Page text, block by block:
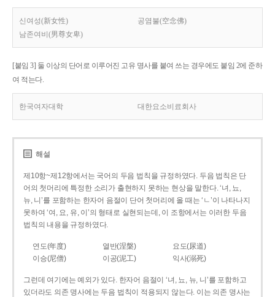
신여성(新女性)
공염불(空念佛)
남존여비(男尊女卑)
[붙임 3] 둘 이상의 단어로 이루어진 고유 명사를 붙여 쓰는 경우에도 붙임 2에 준하
여 적는다.
한국여자대학 대한요소비료회사
해설
제10항~제12항에서는 국어의 두음 법칙을 규정하였다. 두음 법칙은 단
어의 첫머리에 특정한 소리가 출현하지 못하는 현상을 말한다. ‘녀, 뇨,
뉴, 니’를 포함하는 한자어 음절이 단어 첫머리에 올 때는 ‘ㄴ’이 나타나지
못하여 ‘여, 요, 유, 이’의 형태로 실현되는데, 이 조항에서는 이러한 두음
법칙의 내용을 규정하였다.
연도(年度) 열반(涅槃)
요도(尿道)
이승(尼僧)
이공(泥工) 익사(溺死)
그런데 여기에는 예외가 있다. 한자어 음절이 ‘녀, 뇨, 뉴, 니’를 포함하고
있더라도 의존 명사에는 두음 법칙이 적용되지 않는다. 이는 의존 명사는